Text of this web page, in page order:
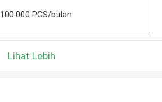
100.000 PCS/bulan
Lihat Lebih